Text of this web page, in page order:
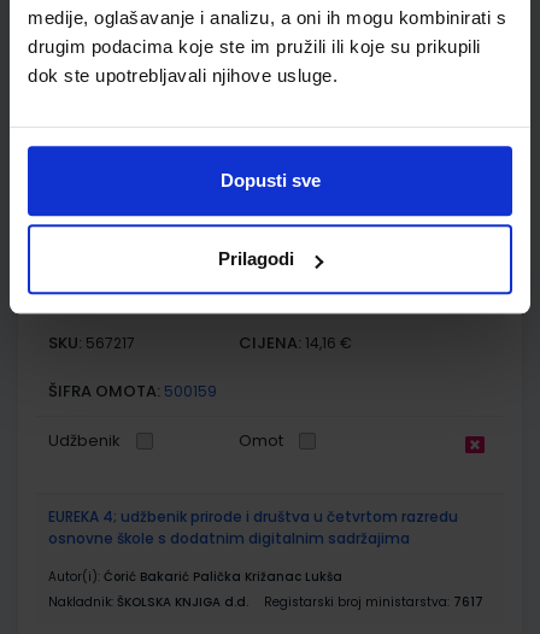
medije, oglašavanje i analizu, a oni ih mogu kombinirati s
drugim podacima koje ste im pružili ili koje su prikupili
dok ste upotrebljavali njihove usluge.
Dopusti sve
Prilagodi
SKU:567216 CIJENA:11,88 €
ŠIFRA OMOTA: 500261
MIŠOLOVKA 4; radna bilježnica iz informatike za 4. razred
osnovne škole, IZDANJE 2020.
Sokol Purgar Mandić Lohajner
DOM
SKU: 567217 CIJENA: 14,16 €
ŠIFRA OMOTA: 500159
Udžbenik Omot
EUREKA 4; udžbenik prirode i društva u četvrtom razredu
osnovne škole s dodatnim digitalnim sadržajima
Autor(i): Ćorić Bakarić Palička Križanac Lukša
Nakladnik: ŠKOLSKA KNJIGA d.d. Registarski broj ministarstva: 7617